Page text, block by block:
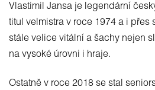
Vlastimil Jansa je legendární
titul velmistra v roce 1974 a i přes
stále velice vitální a šachy nejen
na vysoké úrovni i hraje.
Ostatně v roce 2018 se stal